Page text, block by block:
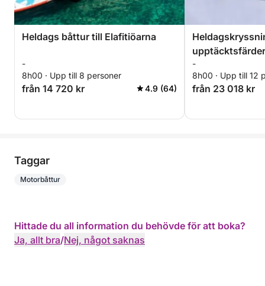
Heldags båttur till Elafitiöarna
-
8h00 · Upp till 8 personer
från 14 720 kr 4.9 (64)
-
8h00 · Upp till 12
från 23 018 kr
Taggar
Motorbåttur
Hittade du all information du behövde för att boka?
Ja, allt bra/Nej, något saknas